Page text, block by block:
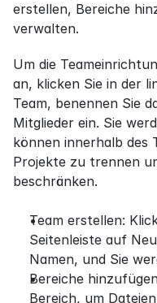
erstellen, Bereiche
verwalten.
Um die
an, klicken Sie in der
Team, benennen Sie
Mitglieder ein. Sie
können innerhalb des
Projekte zu trennen
beschränken.
Team erstellen:
Seitenleiste auf
Namen, und Sie
Bereiche
Bereich, um